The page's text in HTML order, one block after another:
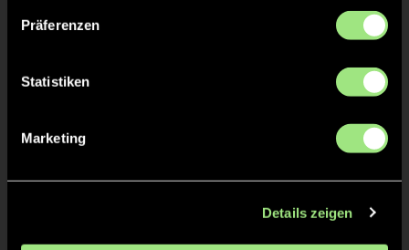
Präferenzen
Statistiken
Marketing
Details zeigen
2:0 Fenja H., 7’